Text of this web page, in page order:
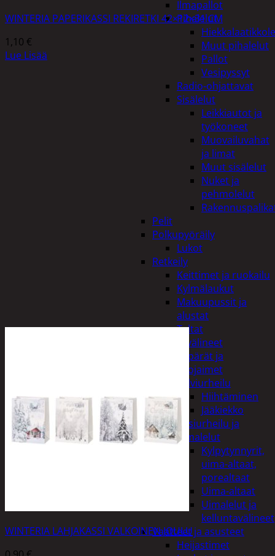
Ilmapallot
Pihalelut
Muut pihalelut
Pallot
Vesipyssyt
Radio-ohjattavat
Sisälelut
Leikkiautot ja
työkoneet
Muovailuvahat
ja limat
Muut sisälelut
Nuket ja
pehmolelut
Pelit
Polkupyöräily
Lukot
Retkeily
Keittimet ja ruokailu
Kylmälaukut
Makuupussit ja
alustat
Teltat
Urheiluvälineet
Kypärät ja
suojaimet
Talviurheilu
Hiihtäminen
Jääkiekko
Vesiurheilu ja
uimalelut
Kylpytynnyrit,
uima-altaat,
porealtaat
Uima-altaat
Uimalelut ja
kelluntavälineet
Vaatteet ja asusteet
Heijastimet
WINTERIA PAPERIKASSI REKIRETKI 42×12×31 CM
1,10 €
Lue Lisää
WINTERIA LAHJAKASSI VALKOINEN JOULU